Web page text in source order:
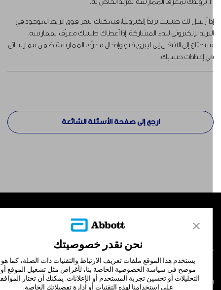
أرسل لك طبيبك بريدًا إلكترونيًا، فيمكنك النقر فوق الرابط الموجود في
الإلكتروني لبدء المشاركة. إذا أعطاك طبيبك معرّف الممارسة،
إلى الانتقال إلى ليبري ڤيو وإدخال معرّف الممارسة ضمن ممارساتي
إعدادات حسابك.
ارجع إلى صفحة الأسئلة الشائعة
والأحكام سياسة الخصوصية
نحن نقدر خصوصيتك
يستخدم هذا الموقع ملفات تعريف الارتباط والتقنيات ذات الصلة، كما هو
موضح في سياسة الخصوصية الخاصة بنا، لأغراض مثل تشغيل الموقع أو
التحليلات أو تحسين تجربة المستخدم أو الإعلانات. يمكنك أن تختار الموافقة
على استخدامنا لهذه التقنيات أو إدارة تفضيلاتك الخاصة.